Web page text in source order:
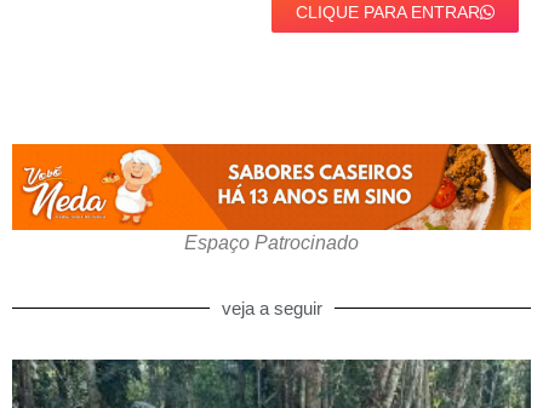
CLIQUE PARA ENTRAR
Espaço Patrocinado
veja a seguir